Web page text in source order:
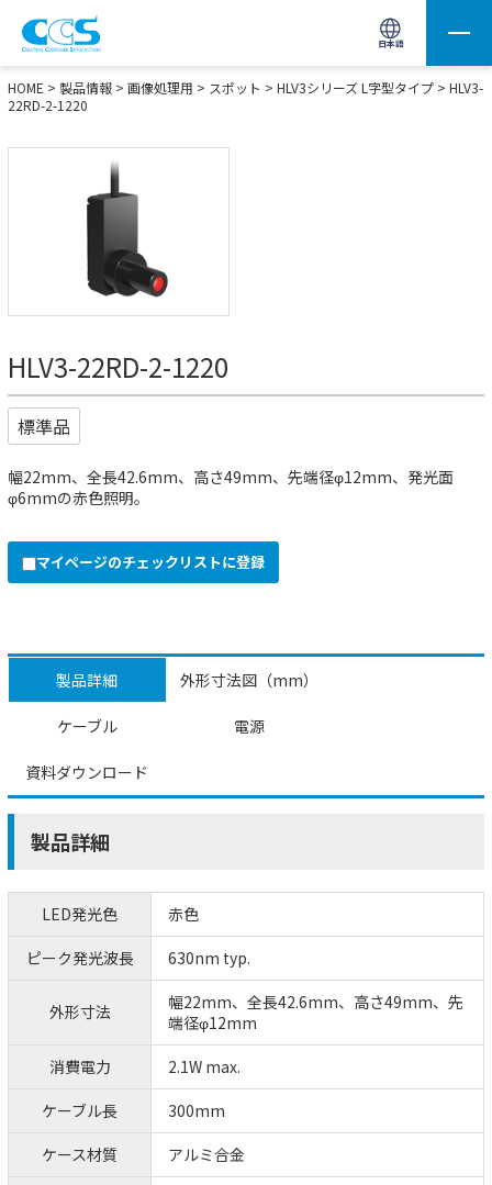
日本語
画像処理用の製品検索 サイト内検索(Enterで実行)
HOME > 製品情報 > 画像処理用 > スポット > HLV3シリーズ L字型タイプ > HLV3-
22RD-2-1220
HLV3-22RD-2-1220
標準品
幅22mm、全長42.6mm、高さ49mm、先端径φ12mm、発光面
φ6mmの赤色照明。
マイページのチェックリストに登録
製品詳細 外形寸法図（mm）
ケーブル 電源
資料ダウンロード
製品詳細
LED発光色
赤色
ピーク発光波長
630nm typ.
外形寸法
幅22mm、全長42.6mm、高さ49mm、先
端径φ12mm
消費電力
2.1W max.
ケーブル長
300mm
ケース材質
アルミ合金